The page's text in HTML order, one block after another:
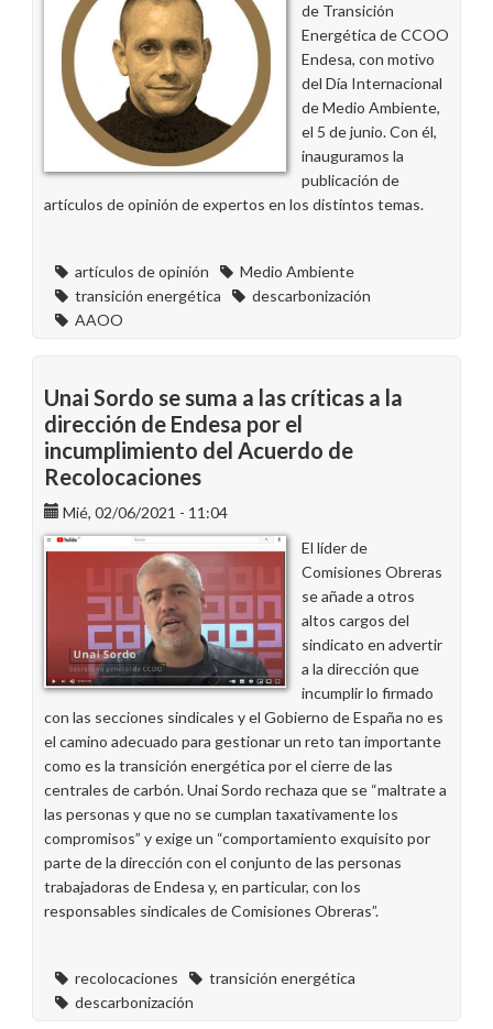
de Transición
Energética de CCOO
Endesa, con motivo
del Día Internacional
de Medio Ambiente,
el 5 de junio. Con él,
inauguramos la
publicación de
artículos de opinión de expertos en los distintos temas.
artículos de opinión
Medio Ambiente
transición energética
descarbonización
AAOO
Unai Sordo se suma a las críticas a la
dirección de Endesa por el
incumplimiento del Acuerdo de
Recolocaciones
Mié, 02/06/2021 - 11:04
El líder de
Comisiones Obreras
se añade a otros
altos cargos del
sindicato en advertir
a la dirección que
incumplir lo firmado
con las secciones sindicales y el Gobierno de España no es
el camino adecuado para gestionar un reto tan importante
como es la transición energética por el cierre de las
centrales de carbón. Unai Sordo rechaza que se “maltrate a
las personas y que no se cumplan taxativamente los
compromisos” y exige un “comportamiento exquisito por
parte de la dirección con el conjunto de las personas
trabajadoras de Endesa y, en particular, con los
responsables sindicales de Comisiones Obreras”.
recolocaciones
transición energética
descarbonización